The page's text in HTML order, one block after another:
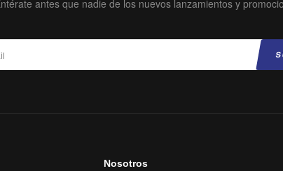
antes que nadie de los nuevos lanzamientos y
Nosotros